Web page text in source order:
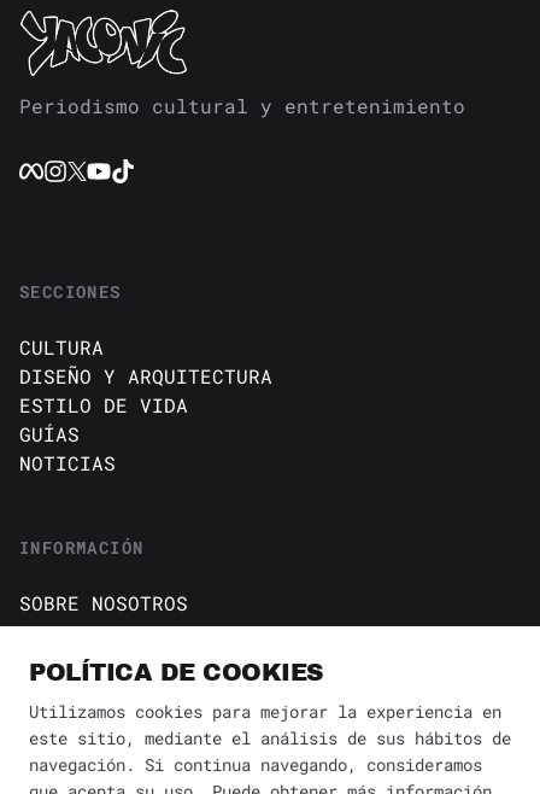
Periodismo cultural y entretenimiento
SECCIONES
CULTURA
DISEÑO Y ARQUITECTURA
ESTILO DE VIDA
GUÍAS
NOTICIAS
INFORMACIÓN
SOBRE NOSOTROS
CONTACTO
Política de cookies
✕
BÚSQUEDA
POLÍTICA DE COOKIES
Utilizamos cookies para mejorar la experiencia en
este sitio, mediante el análisis de sus hábitos de
navegación. Si continua navegando, consideramos